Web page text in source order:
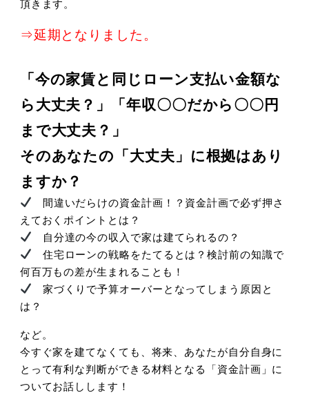
頂きます。
⇒延期となりました。
「今の家賃と同じローン支払い金額な
ら大丈夫？」「年収〇〇だから〇〇円
まで大丈夫？」
そのあなたの「大丈夫」に根拠はあり
ますか？
間違いだらけの資金計画！？資金計画で必ず押さ
えておくポイントとは？
自分達の今の収入で家は建てられるの？
住宅ローンの戦略をたてるとは？検討前の知識で
何百万もの差が生まれることも！
家づくりで予算オーバーとなってしまう原因と
は？
など。
今すぐ家を建てなくても、将来、あなたが自分自身に
とって有利な判断ができる材料となる「資金計画」に
ついてお話しします！